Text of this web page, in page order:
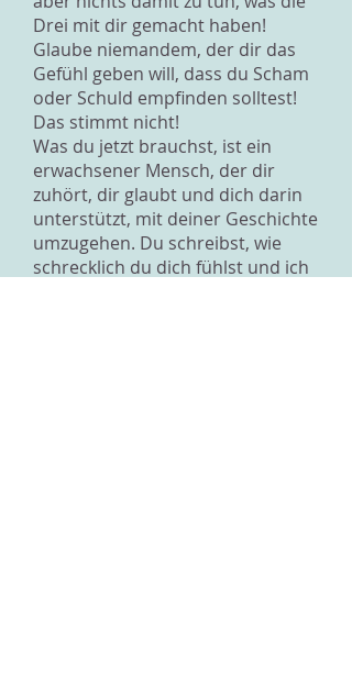
Drei mit dir gemacht haben!
Glaube niemandem, der dir das
Gefühl geben will, dass du Scham
oder Schuld empfinden solltest!
Das stimmt nicht!
Was du jetzt brauchst, ist ein
erwachsener Mensch, der dir
zuhört, dir glaubt und dich darin
unterstützt, mit deiner Geschichte
umzugehen. Du schreibst, wie
schrecklich du dich fühlst und ich